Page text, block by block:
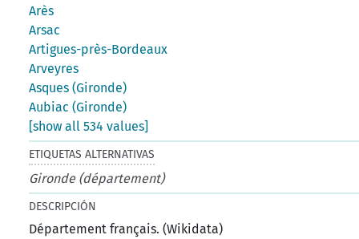
Arès
Arsac
Artigues-près-Bordeaux
Arveyres
Asques (Gironde)
Aubiac (Gironde)
[show all 534 values]
ETIQUETAS ALTERNATIVAS
Gironde (département)
DESCRIPCIÓN
Département français. (Wikidata)